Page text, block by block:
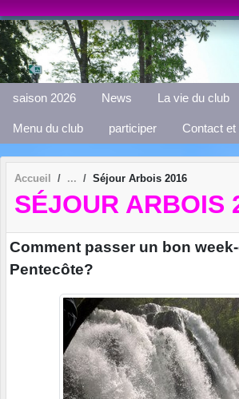
saison 2026 News La vie du club
Menu du club participer Contact et
Accueil Séjour Arbois 2016
SÉJOUR ARBOIS
Comment passer un bon
Pentecôte?